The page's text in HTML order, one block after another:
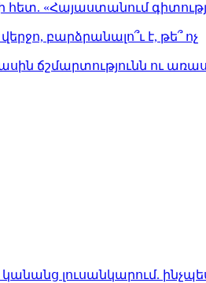
հետ. «Հայաստանում
բարձրանալո՞ւ է, թե՞ ոչ
ճշմարտությունն ու
կանանց լուսանկարում.